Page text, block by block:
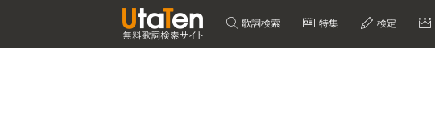
歌詞検索 特集 検定